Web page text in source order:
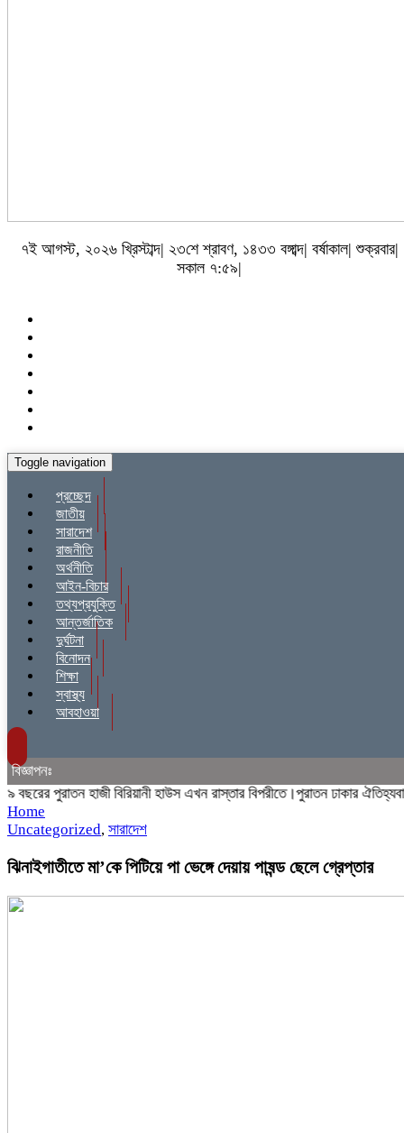
৭ই আগস্ট, ২০২৬ খ্রিস্টাব্দ| ২৩শে শ্রাবণ, ১৪৩৩ বঙ্গাব্দ| বর্ষাকাল| শুক্রবার|
সকাল ৭:৫৯|
Toggle navigation
প্রচ্ছেদ
জাতীয়
সারাদেশ
রাজনীতি
অর্থনীতি
আইন-বিচার
তথ্যপ্রযুক্তি
আন্তর্জাতিক
দুর্ঘটনা
বিনোদন
শিক্ষা
স্বাস্থ্য
আবহাওয়া
বিজ্ঞাপনঃ
পুরাতন হাজী বিরিয়ানী হাউস এখন রাস্তার বিপরীতে।পুরাতন ঢাকার
Home
Uncategorized, সারাদেশ
ঝিনাইগাতীতে মা’কে পিটিয়ে পা ভেঙ্গে দেয়ায় পাষন্ড ছেলে গ্রেপ্তার